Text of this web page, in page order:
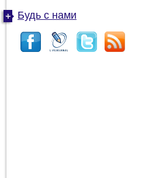
Будь с нами